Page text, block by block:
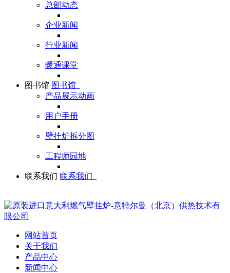
总部动态
企业新闻
行业新闻
暖通课堂
图书馆 图书馆
产品展示动画
用户手册
壁挂炉拆分图
工程师园地
联系我们 联系我们
网站首页
关于我们
产品中心
新闻中心